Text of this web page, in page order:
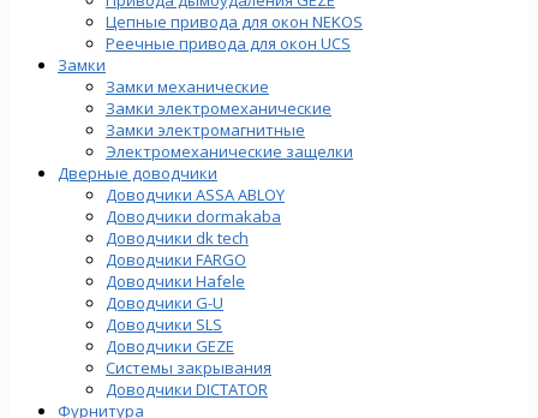
Цепные привода для окон NEKOS
Реечные привода для окон UСS
Замки
Замки механические
Замки электромеханические
Замки электромагнитные
Электромеханические защелки
Дверные доводчики
Доводчики ASSA ABLOY
Доводчики dormakaba
Доводчики dk tech
Доводчики FARGO
Доводчики Hafele
Доводчики G-U
Доводчики SLS
Доводчики GEZE
Cистемы закрывания
Доводчики DICTATOR
Фурнитура